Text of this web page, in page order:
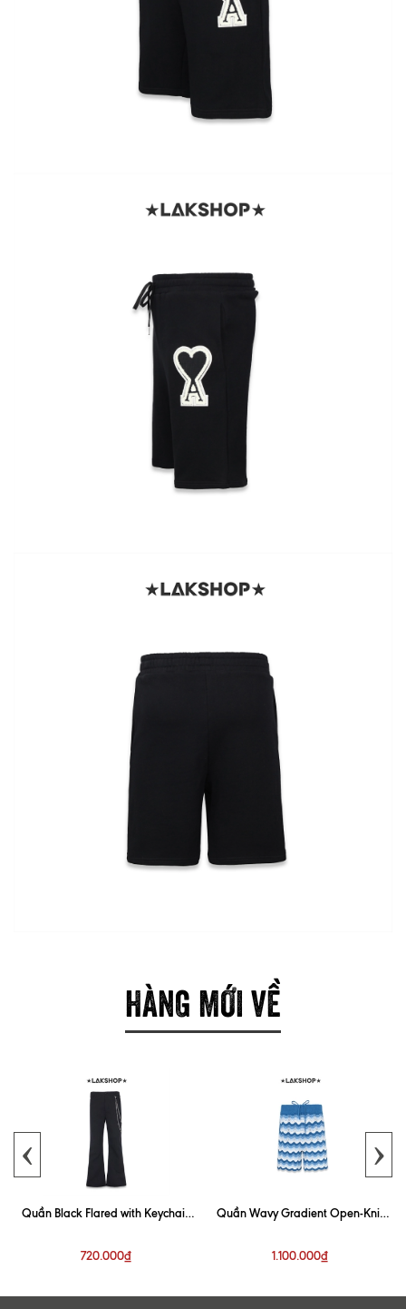
HÀNG MỚI VỀ
Quần Black Flared with Keychain
720.000₫
Quần Wavy Gradient Open-Knit
1.100.000₫
‹ ›